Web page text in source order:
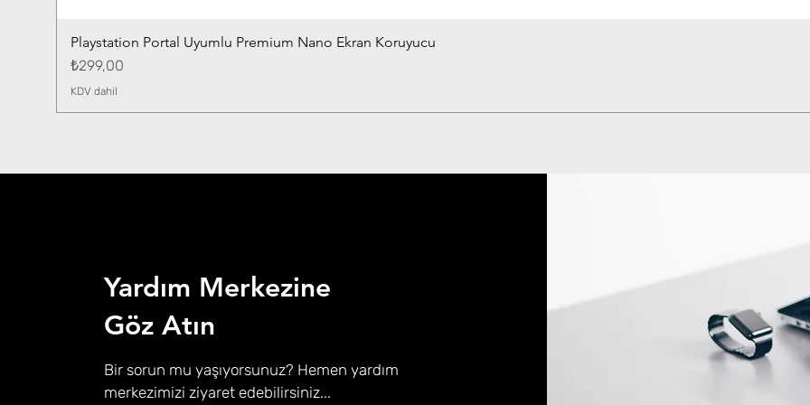
Playstation Portal Uyumlu Premium Nano Ekran Koruyucu
Fiyat
₺299,00
KDV dahil
Yardım Merkezine
Göz Atın
Bir sorun mu yaşıyorsunuz? Hemen yardım
merkezimizi ziyaret edebilirsiniz...